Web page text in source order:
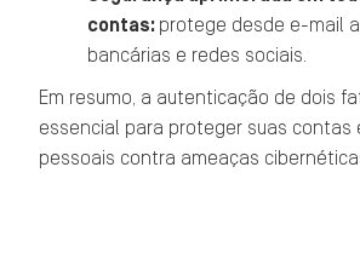
contas: protege desde e-mail
bancárias e redes sociais.
Em resumo, a autenticação de dois
essencial para proteger suas contas
pessoais contra ameaças